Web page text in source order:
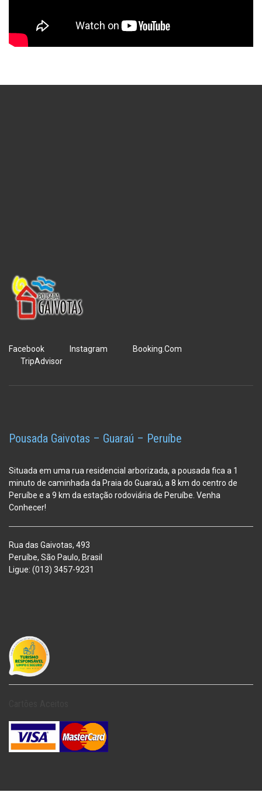
Facebook Instagram
Booking.Com
TripAdvisor
Pousada Gaivotas – Guaraú – Peruíbe
Situada em uma rua residencial arborizada, a pousada fica a 1
minuto de caminhada da Praia do Guaraú, a 8 km do centro de
Peruíbe e a 9 km da estação rodoviária de Peruíbe. Venha
Conhecer!
Rua das Gaivotas, 493
Peruíbe, São Paulo, Brasil
Ligue: (013) 3457-9231